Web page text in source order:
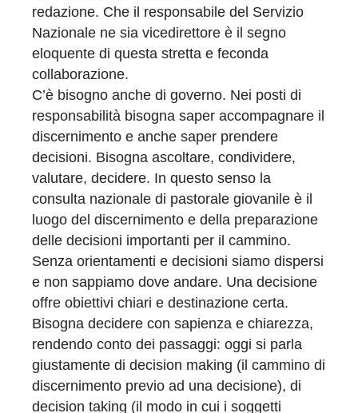
redazione. Che il responsabile del Servizio
Nazionale ne sia vicedirettore è il segno
eloquente di questa stretta e feconda
collaborazione.
C’è bisogno anche di governo. Nei posti di
responsabilità bisogna saper accompagnare il
discernimento e anche saper prendere
decisioni. Bisogna ascoltare, condividere,
valutare, decidere. In questo senso la
consulta nazionale di pastorale giovanile è il
luogo del discernimento e della preparazione
delle decisioni importanti per il cammino.
Senza orientamenti e decisioni siamo dispersi
e non sappiamo dove andare. Una decisione
offre obiettivi chiari e destinazione certa.
Bisogna decidere con sapienza e chiarezza,
rendendo conto dei passaggi: oggi si parla
giustamente di decision making (il cammino di
discernimento previo ad una decisione), di
decision taking (il modo in cui i soggetti